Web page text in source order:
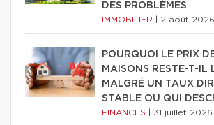
DES PROBLÈMES
IMMOBILIER 2 août 2026
POURQUOI LE PRIX
MAISONS RESTE-T-IL
MALGRÉ UN TAUX
STABLE OU QUI
FINANCES 31 juillet 2026